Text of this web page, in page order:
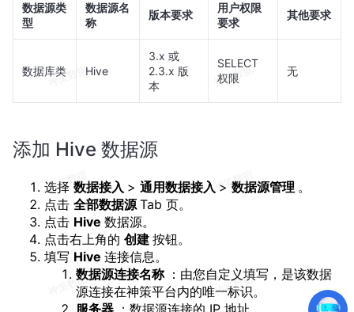
数据源类
型
数据源名
称
版本要求
用户权限
要求
其他要求
数据库类 Hive
3.x 或
2.3.x 版
本
SELECT
权限
无
添加 Hive 数据源
选择 数据接入 > 通用数据接入 > 数据源管理 。
点击 全部数据源Tab 页。
点击 Hive 数据源。
点击右上角的 创建 按钮。
填写 Hive 连接信息。
数据源连接名称 ：由您自定义填写，是该数据
源连接在神策平台内的唯一标识。